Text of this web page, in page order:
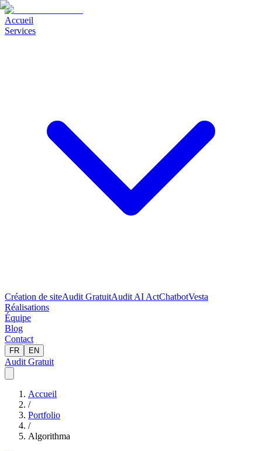
Accueil
Services
Création de siteAudit GratuitAudit AI ActChatbotVesta
Réalisations
Équipe
Blog
Contact
FR EN
Audit Gratuit
Accueil
/
Portfolio
/
Algorithma